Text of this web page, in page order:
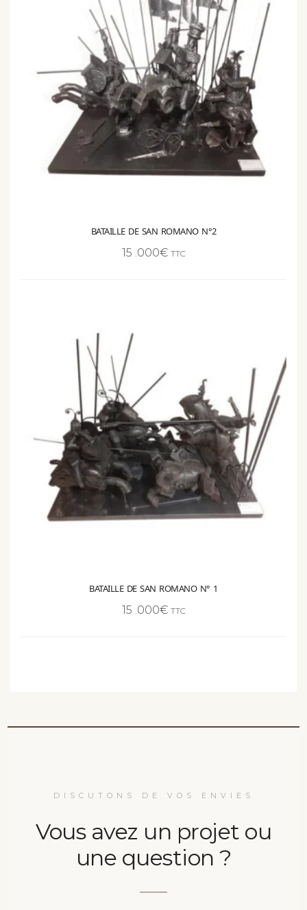
BATAILLE DE SAN ROMANO N°2
15 .000€ TTC
BATAILLE DE SAN ROMANO N° 1
15 .000€ TTC
DISCUTONS DE VOS ENVIES
Vous avez un projet ou
une question ?